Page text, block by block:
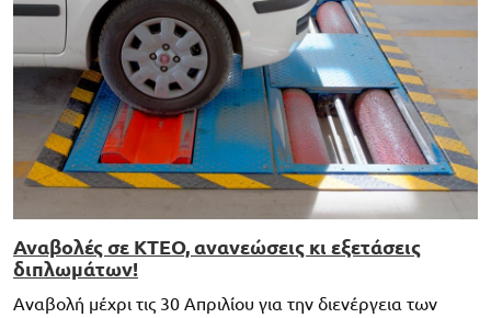
Αναβολές σε ΚΤΕΟ, ανανεώσεις κι εξετάσεις
διπλωμάτων!
Αναβολή μέχρι τις 30 Απριλίου για την διενέργεια των